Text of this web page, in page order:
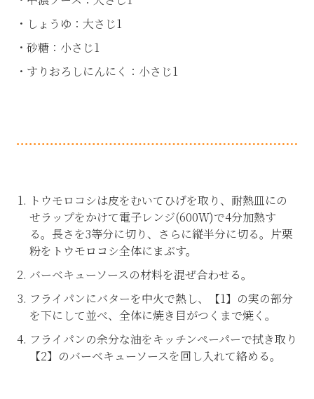
・しょうゆ：大さじ1
・砂糖：小さじ1
・すりおろしにんにく：小さじ1
トウモロコシは皮をむいてひげを取り、耐熱皿にの
せラップをかけて電子レンジ(600Ｗ)で4分加熱す
る。長さを3等分に切り、さらに縦半分に切る。片栗
粉をトウモロコシ全体にまぶす。
バーベキューソースの材料を混ぜ合わせる。
フライパンにバターを中火で熱し、【1】の実の部分
を下にして並べ、全体に焼き目がつくまで焼く。
フライパンの余分な油をキッチンペーパーで拭き取り
【2】のバーベキューソースを回し入れて絡める。